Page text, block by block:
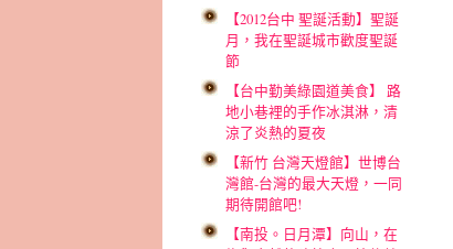
【2012台中 聖誕活動】聖誕
月，我在聖誕城市歡度聖誕
節
【台中勤美綠園道美食】 路
地小巷裡的手作冰淇淋，清
涼了炎熱的夏夜
【新竹 台灣天燈館】世博台
灣館-台灣的最大天燈，一同
期待開館吧!
【南投。日月潭】向山，在